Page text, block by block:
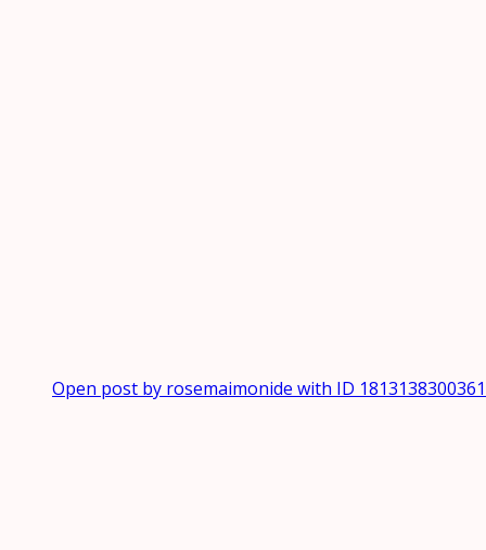
Open post by rosemaimonide with ID